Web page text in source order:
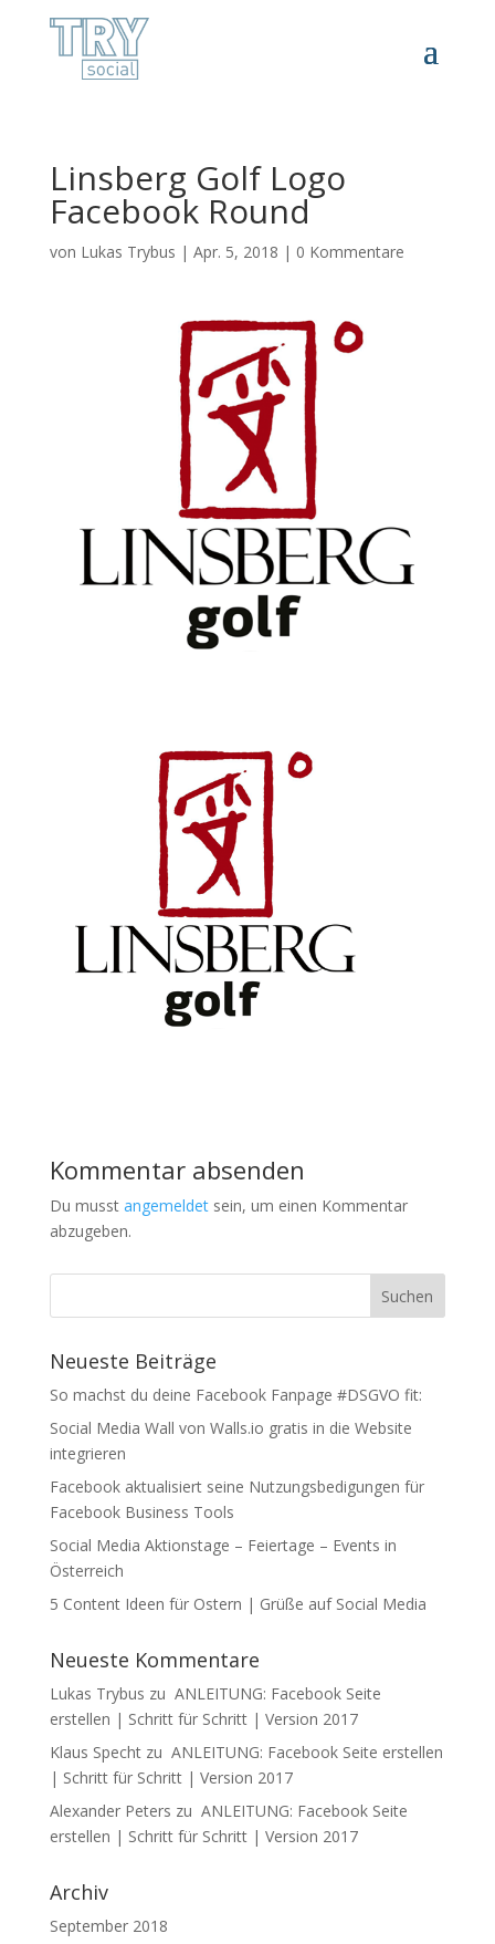
Linsberg Golf Logo
Facebook Round
von Lukas Trybus | Apr. 5, 2018 | 0 Kommentare
Kommentar absenden
Du musst angemeldetsein, um einen Kommentar
abzugeben.
Neueste Beiträge
So machst du deine Facebook Fanpage #DSGVO fit:
Social Media Wall von Walls.io gratis in die Website
integrieren
Facebook aktualisiert seine Nutzungsbedigungen für
Facebook Business Tools
Social Media Aktionstage – Feiertage – Events in
Österreich
5 Content Ideen für Ostern | Grüße auf Social Media
Neueste Kommentare
Lukas Trybus zu ANLEITUNG: Facebook Seite
erstellen | Schritt für Schritt | Version 2017
Klaus Spechtzu ANLEITUNG: Facebook Seite erstellen
| Schritt für Schritt | Version 2017
Alexander Peters zu ANLEITUNG: Facebook Seite
erstellen | Schritt für Schritt | Version 2017
Archiv
September 2018